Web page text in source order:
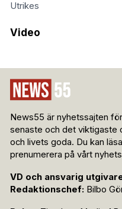
Utrikes
Video
News55 är nyhetssajten
senaste och det viktigaste
och livets goda. Du kan
prenumerera på vårt
VD och ansvarig
Redaktionschef: Bilbo